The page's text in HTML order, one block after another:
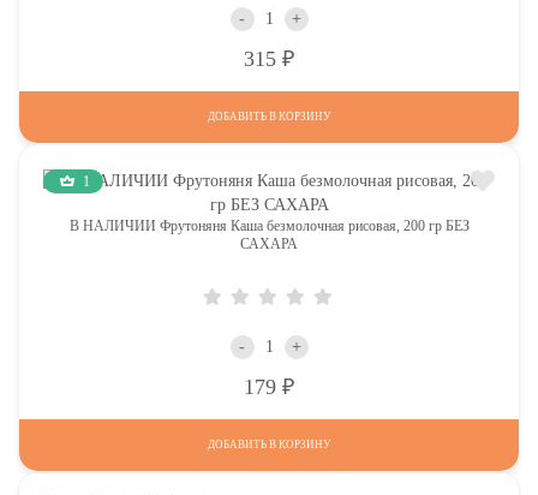
- +
315
ДОБАВИТЬ В КОРЗИНУ
1
В НАЛИЧИИ Фрутоняня Каша безмолочная рисовая, 200 гр БЕЗ
САХАРА
- +
179
ДОБАВИТЬ В КОРЗИНУ